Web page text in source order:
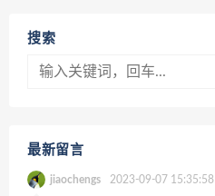
搜索
最新留言
jiaochengs 2023-09-07 15:35:58